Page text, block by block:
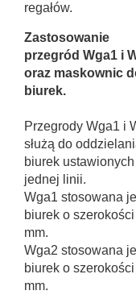
regałów.
Zastosowanie
przegród Wga1 i
oraz maskownic
biurek.
Przegrody Wga1 i
służą do
biurek
jednej linii.
Wga1 stosowana
biurek o
mm.
Wga2 stosowana
biurek o
mm.